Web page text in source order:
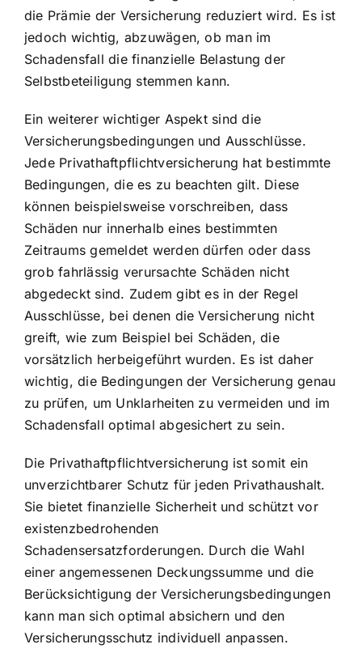
die Prämie der Versicherung reduziert wird. Es ist
jedoch wichtig, abzuwägen, ob man im
Schadensfall die finanzielle Belastung der
Selbstbeteiligung stemmen kann.
Ein weiterer wichtiger Aspekt sind die
Versicherungsbedingungen und Ausschlüsse.
Jede Privathaftpflichtversicherung hat bestimmte
Bedingungen, die es zu beachten gilt. Diese
können beispielsweise vorschreiben, dass
Schäden nur innerhalb eines bestimmten
Zeitraums gemeldet werden dürfen oder dass
grob fahrlässig verursachte Schäden nicht
abgedeckt sind. Zudem gibt es in der Regel
Ausschlüsse, bei denen die Versicherung nicht
greift, wie zum Beispiel bei Schäden, die
vorsätzlich herbeigeführt wurden. Es ist daher
wichtig, die Bedingungen der Versicherung genau
zu prüfen, um Unklarheiten zu vermeiden und im
Schadensfall optimal abgesichert zu sein.
Die Privathaftpflichtversicherung ist somit ein
unverzichtbarer Schutz für jeden Privathaushalt.
Sie bietet finanzielle Sicherheit und schützt vor
existenzbedrohenden
Schadensersatzforderungen. Durch die Wahl
einer angemessenen Deckungssumme und die
Berücksichtigung der Versicherungsbedingungen
kann man sich optimal absichern und den
Versicherungsschutz individuell anpassen.